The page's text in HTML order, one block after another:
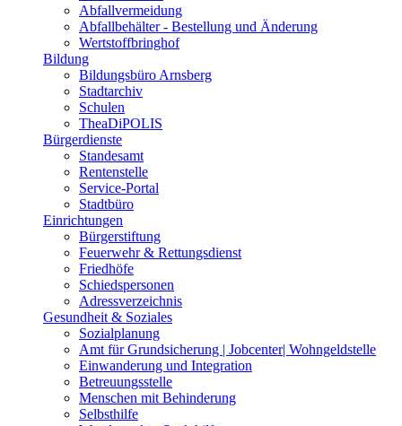
Abfallvermeidung
Abfallbehälter - Bestellung und Änderung
Wertstoffbringhof
Bildung
Bildungsbüro Arnsberg
Stadtarchiv
Schulen
TheaDiPOLIS
Bürgerdienste
Standesamt
Rentenstelle
Service-Portal
Stadtbüro
Einrichtungen
Bürgerstiftung
Feuerwehr & Rettungsdienst
Friedhöfe
Schiedspersonen
Adressverzeichnis
Gesundheit & Soziales
Sozialplanung
Amt für Grundsicherung | Jobcenter| Wohngeldstelle
Einwanderung und Integration
Betreuungsstelle
Menschen mit Behinderung
Selbsthilfe